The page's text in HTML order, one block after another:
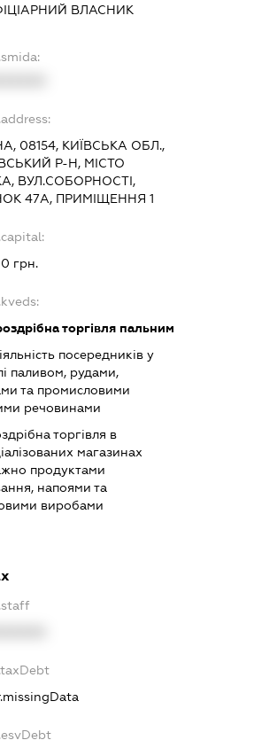
ВЛАСНИК
08154, КИЇВСЬКА ОБЛ.,
Р-Н, МІСТО
ВУЛ.СОБОРНОСТІ,
47А, ПРИМІЩЕННЯ 1
грн.
торгівля пальним
посередників у
паливом, рудами,
та промисловими
речовинами
торгівля в
магазинах
продуктами
напоями та
виробами